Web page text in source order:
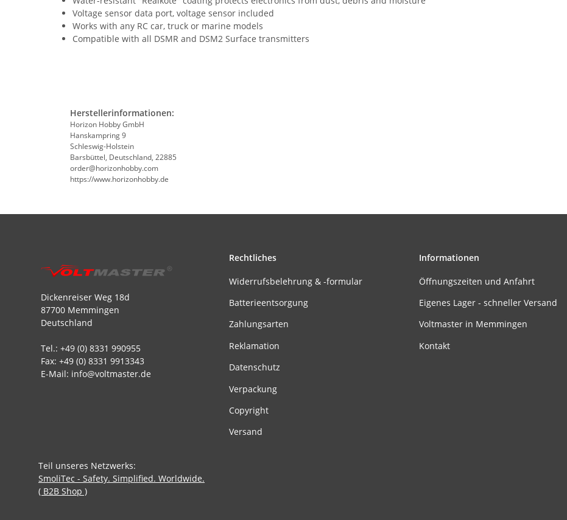
Voltage sensor data port, voltage sensor included
Works with any RC car, truck or marine models
Compatible with all DSMR and DSM2 Surface transmitters
Herstellerinformationen:
Horizon Hobby GmbH
Hanskampring 9
Schleswig-Holstein
Barsbüttel, Deutschland, 22885
order@horizonhobby.com
https://www.horizonhobby.de
Dickenreiser Weg 18d
87700 Memmingen
Deutschland
Tel.: +49 (0) 8331 990955
Fax: +49 (0) 8331 9913343
E-Mail: info@voltmaster.de
Rechtliches
Widerrufsbelehrung & -formular
Batterieentsorgung
Zahlungsarten
Reklamation
Datenschutz
Verpackung
Copyright
Versand
Informationen
Öffnungszeiten und Anfahrt
Eigenes Lager - schneller Versand
Voltmaster in Memmingen
Kontakt
Teil unseres Netzwerks:
SmoliTec - Safety. Simplified. Worldwide.
( B2B Shop )